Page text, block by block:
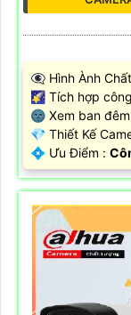
👁️‍🗨 Hình Ành
🌠 Tích hợp
🌚 Xem ban
💎 Thiết Kế
️💠 Ưu Điểm :